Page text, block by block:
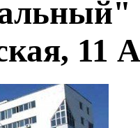
11